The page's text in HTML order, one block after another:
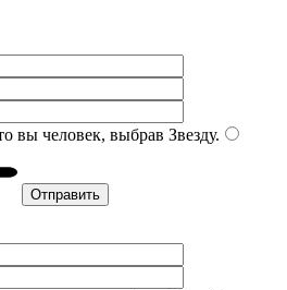
вы человек, выбрав Звезду.